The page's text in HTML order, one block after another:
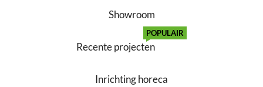
Showroom
Recente projecten
POPULAIR
Inrichting horeca